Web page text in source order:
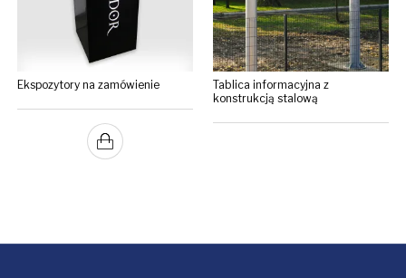
Ekspozytory na zamówienie
Tablica informacyjna z
konstrukcją stalową